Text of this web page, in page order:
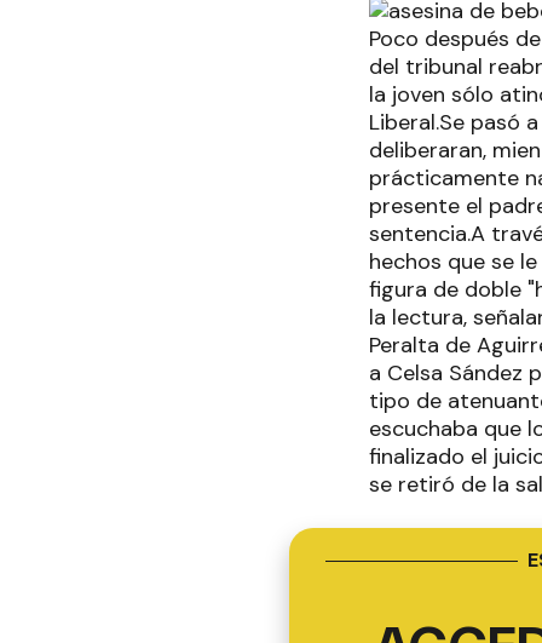
Poco después
del tribunal
la joven sólo
Liberal.Se pasó
deliberaran,
prácticamente
presente el
sentencia.A
hechos que se
figura de doble
la lectura,
Peralta de
a Celsa Sández
tipo de
escuchaba que
finalizado el
se retiró de la